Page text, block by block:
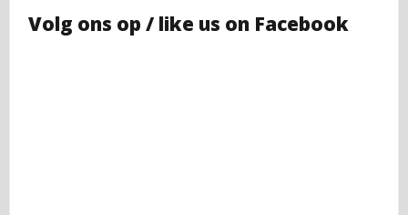
Volg ons op / like us on Facebook